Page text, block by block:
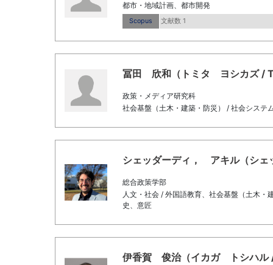
都市・地域計画、都市開発
Scopus 文献数 1
冨田 欣和（トミタ ヨシカズ /
政策・メディア研究科
社会基盤（土木・建築・防災） / 社会システ
シェッダーディ， アキル（シ
総合政策学部
人文・社会 / 外国語教育、社会基盤（土木
史、意匠
伊香賀 俊治（イカガ トシハル